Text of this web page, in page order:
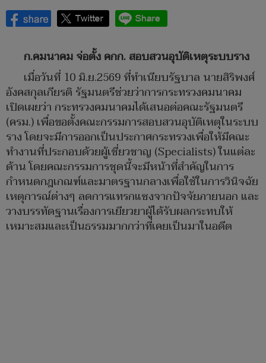
ก.คมนาคม จ่อตั้ง คกก. สอบสวนอุบัติเหตุระบบราง
เมื่อวันที่ 10 มิ.ย.2569 ที่ทำเนียบรัฐบาล นายสิริพงศ์
อังคสกุลเกียรติ รัฐมนตรีช่วยว่าการกระทรวงคมนาคม
เปิดเผยว่า กระทรวงคมนาคมได้เสนอต่อคณะรัฐมนตรี
(ครม.) เพื่อขอตั้งคณะกรรมการสอบสวนอุบัติเหตุในระบบ
ราง โดยจะมีการออกเป็นประกาศกระทรวงเพื่อให้มีคณะ
ทำงานที่ประกอบด้วยผู้เชี่ยวชาญ (Specialists) ในแต่ละ
ด้าน โดยคณะกรรมการชุดนี้จะมีหน้าที่สำคัญในการ
กำหนดกฎเกณฑ์และมาตรฐานกลางเพื่อใช้ในการวินิจฉัย
เหตุการณ์ต่างๆ ลดการแทรกแซงจากปัจจัยภายนอก และ
วางบรรทัดฐานเรื่องการเยียวยาผู้ได้รับผลกระทบให้
เหมาะสมและเป็นธรรมมากกว่าที่เคยเป็นมาในอดีต